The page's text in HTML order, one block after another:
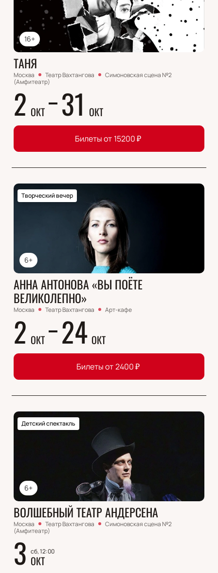
16+
ТАНЯ
Москва Театр Вахтангова
Симоновская сцена №2
(Амфитеатр)
2 ОКТ 31 ОКТ
Билеты от 15200₽
6+
Творческий вечер
АННА АНТОНОВА «ВЫ ПОЁТЕ
ВЕЛИКОЛЕПНО»
Москва Театр Вахтангова Арт-кафе
2 ОКТ 24 ОКТ
Билеты от2400₽
6+
Детский спектакль
ВОЛШЕБНЫЙ ТЕАТР АНДЕРСЕНА
Москва Театр Вахтангова
Симоновская сцена №2
(Амфитеатр)
3 сб, 12:00
ОКТ